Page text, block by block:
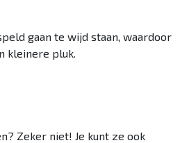
gaan te wijd staan, waardoor
kleinere pluk.
Zeker niet! Je kunt ze ook